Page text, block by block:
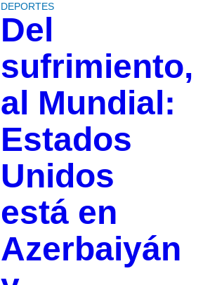
DEPORTES
Del
sufrimiento,
al Mundial:
Estados
Unidos
está en
Azerbaiyán